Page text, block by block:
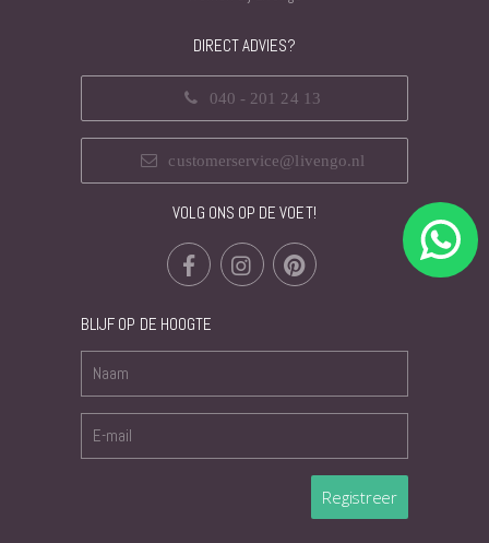
DIRECT ADVIES?
040 - 201 24 13
customerservice@livengo.nl
VOLG ONS OP DE VOET!
BLIJF OP DE HOOGTE
Registreer